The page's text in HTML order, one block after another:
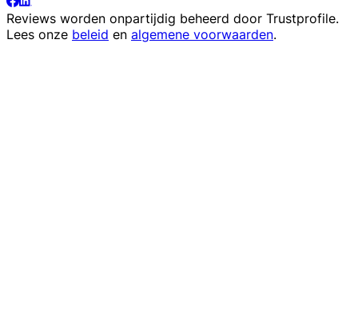
Reviews worden onpartijdig beheerd door Trustprofile.
Lees onze beleid en algemene voorwaarden.